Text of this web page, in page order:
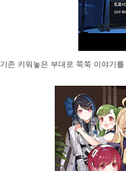
기존 키워놓은 부대로 쭉쭉 이야기